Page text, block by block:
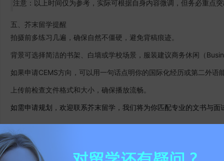
注意：以上时间仅为参考，实际可根据自身内容微调，但务必重点突
五、芥末留学提醒
拍摄前多练习几遍，确保自然不僵硬，避免背稿痕迹。
背景可选择简洁的书架、白墙或学校场景，服装建议商务休闲（
如果申请CEMS方向，可以用一句话点明你的国际化经历或第二外语
上传前检查文件格式和大小，确保播放流畅。
如需申请规划，欢迎联系芥末留学，我们将为你匹配专业的文书与面
关于留学的问题可以随时联系芥末留学老师进行